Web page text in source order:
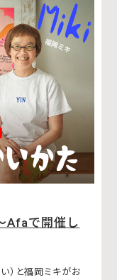
Afaで開催し
）と福岡ミキがお